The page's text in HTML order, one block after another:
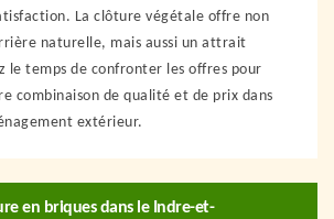
La clôture végétale offre non
naturelle, mais aussi un attrait
le temps de confronter les offres pour
combinaison de qualité et de prix dans
extérieur.
en briques dans le Indre-et-